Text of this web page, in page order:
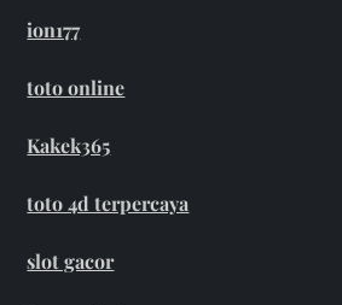
ion177
toto online
Kakek365
toto 4d terpercaya
slot gacor